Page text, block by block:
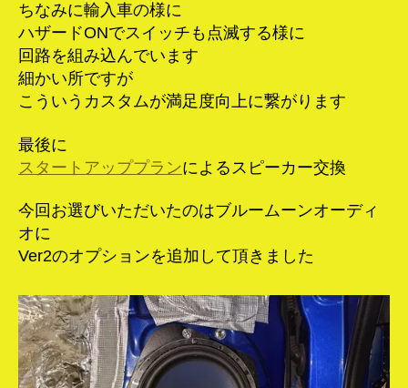
ちなみに輸入車の様に
ハザードONでスイッチも点滅する様に
回路を組み込んでいます
細かい所ですが
こういうカスタムが満足度向上に繋がります
最後に
スタートアッププランによるスピーカー交換
今回お選びいただいたのはブルームーンオーディ
オに
Ver2のオプションを追加して頂きました